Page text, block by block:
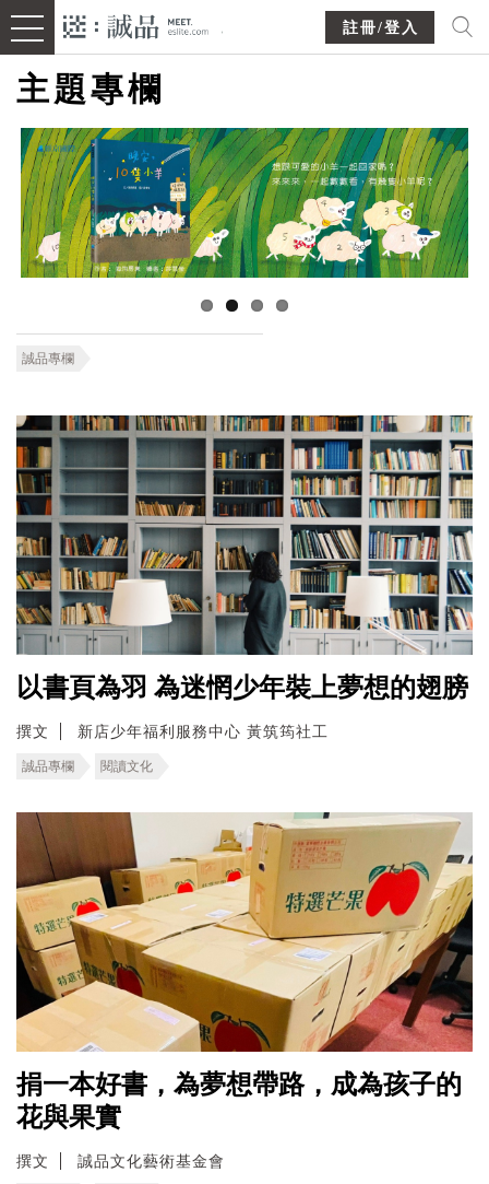
註冊/登入
主題專欄
誠品專欄
以書頁為羽 為迷惘少年裝上夢想的翅膀
撰文 新店少年福利服務中心 黃筑筠社工
誠品專欄 閱讀文化
捐一本好書，為夢想帶路，成為孩子的
花與果實
撰文 誠品文化藝術基金會